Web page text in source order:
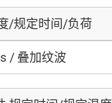
/规定时间/负荷
/ 叠加纹波